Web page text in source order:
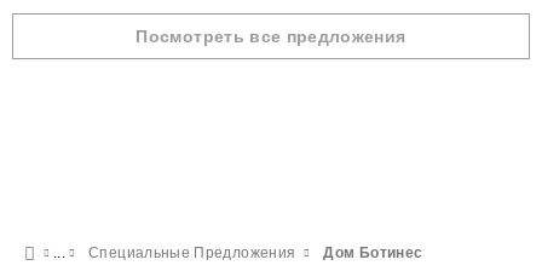
Посмотреть все предложения
Специальные Предложения Дом Ботинес